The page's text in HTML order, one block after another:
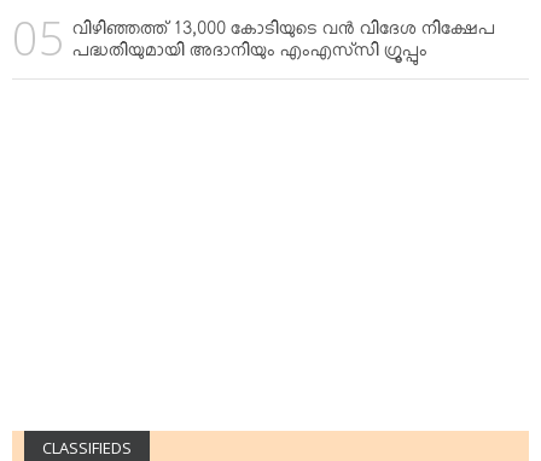
വിഴിഞ്ഞത്ത് 13,000 കോടിയുടെ വന്‍ വിദേശ നിക്ഷേപ
പദ്ധതിയുമായി അദാനിയും എംഎസ്‌സി ഗ്രൂപ്പും
CLASSIFIEDS